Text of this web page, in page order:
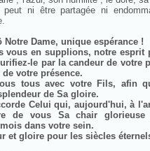
ni être partagée ni
Notre Dame, unique espérance !
vous en supplions, notre esprit
le par la candeur de votre
votre présence.
tous avec votre Fils, afin
de Sa gloire.
Celui qui, aujourd'hui, à
de vous Sa chair glorieuse
dans votre sein.
et gloire pour les siècles